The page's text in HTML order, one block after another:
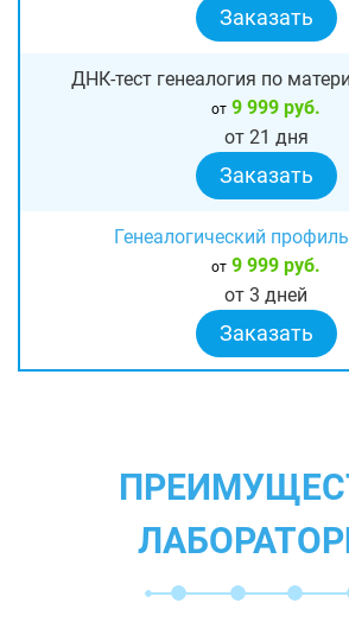
Заказать
ДНК-тест генеалогия по
от 9 999 руб.
от 21 дня
Заказать
Генеалогический
от 9 999 руб.
от 3 дней
Заказать